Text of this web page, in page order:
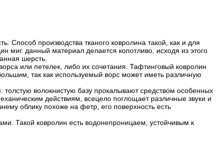
Способ производства тканого ковролина такой, как и для
миг. данный материал делается копотливо, исходя из этого
шерсть.
или петелек, либо их сочетания. Тафтинговый ковролин
так как используемый ворс может иметь различную
волокнистую базу прокалывают средством особенных
действиям, всецело поглощает различные звуки и
облику похоже на фетр, его поверхность есть
Такой ковролин есть водонепроницаем, устойчивым к